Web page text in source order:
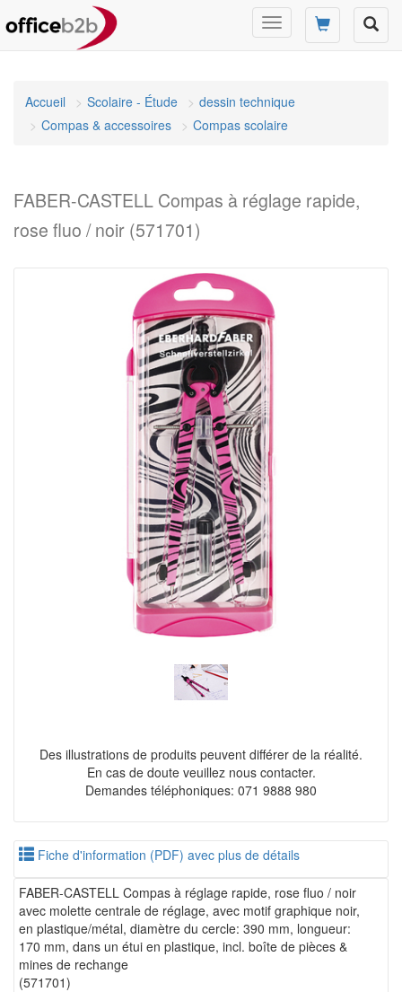
Changer
mode
Accueil
Scolaire - Étude
dessin technique
Compas & accessoires
Compas scolaire
FABER-CASTELL Compas à réglage rapide,
rose fluo / noir (571701)
Des illustrations de produits peuvent différer de la réalité.
En cas de doute veuillez nous contacter.
Demandes téléphoniques: 071 9888 980
Fiche d'information (PDF) avec plus de détails
FABER-CASTELL Compas à réglage rapide, rose fluo / noir
avec molette centrale de réglage, avec motif graphique noir,
en plastique/métal, diamètre du cercle: 390 mm, longueur:
170 mm, dans un étui en plastique, incl. boîte de pièces &
mines de rechange
(571701)